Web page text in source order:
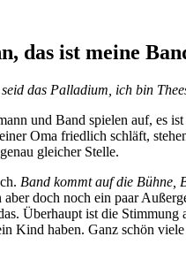
das ist meine
das Palladium, ich bin
und Band spielen auf, es
Oma friedlich schläft,
gleicher Stelle.
Band kommt auf die Bühne,
doch noch ein paar
Überhaupt ist die
Kind haben. Ganz schön